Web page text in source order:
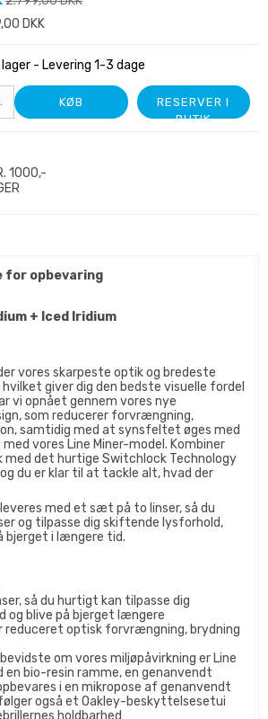
DKK
lager - Levering 1-3 dage
KØB
RESERVER I
BUTIK
1000,-
for opbevaring
+ Iced Iridium
vores skarpeste optik og bredeste
giver dig den bedste visuelle fordel
vi opnået gennem vores nye
som reducerer forvrængning,
samtidig med at synsfeltet øges med
vores Line Miner-model. Kombiner
med det hurtige Switchlock Technology
du er klar til at tackle alt, hvad der
leveres med et sæt på to linser, så du
og tilpasse dig skiftende lysforhold,
bjerget i længere tid.
så du hurtigt kan tilpasse dig
og blive på bjerget længere
reduceret optisk forvrængning, brydning
om vores miljøpåvirkning er Line
en bio-resin ramme, en genanvendt
i en mikropose af genanvendt
også et Oakley-beskyttelsesetui